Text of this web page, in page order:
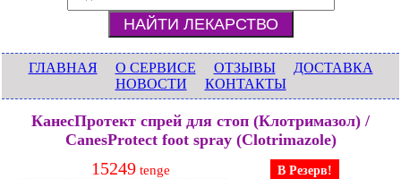
ГЛАВНАЯ О СЕРВИСЕ ОТЗЫВЫ
ДОСТАВКА
НОВОСТИ
КОНТАКТЫ
КанесПротект спрей для стоп (Клотримазол) /
CanesProtect foot spray (Clotrimazole)
15249 tenge В Резерв!